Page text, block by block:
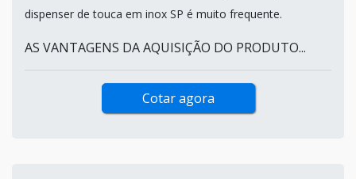
dispenser de touca em inox SP é muito frequente.
AS VANTAGENS DA AQUISIÇÃO DO PRODUTO...
Cotar agora